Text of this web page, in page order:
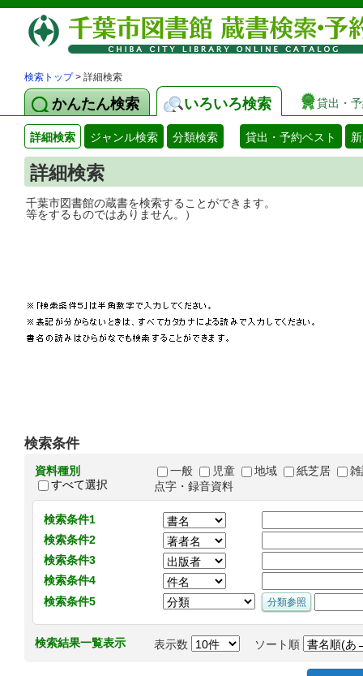
検索トップ> 詳細検索
かんたん検索 いろいろ検索 貸出・
詳細検索 ジャンル検索 分類検索 貸出・予約ベスト
詳細検索
千葉市図書館の蔵書を検索することがで
等をするものではありません。）
検索条件
資料種別
すべて選択
一般 児童 地域 紙芝居
点字・録音資料
検索条件1
検索条件2
検索条件3
検索条件4
検索条件5
検索結果一覧表示 表示数 ソート順